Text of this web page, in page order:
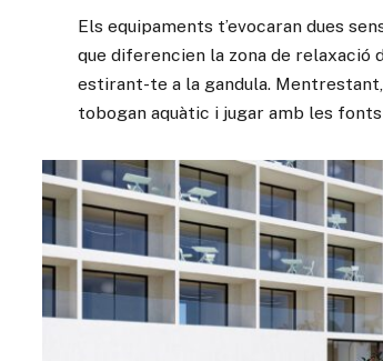
Els equipaments t’evocaran dues
que diferencien la zona de relaxació
estirant-te a la gandula.
tobogan aquàtic i jugar amb les